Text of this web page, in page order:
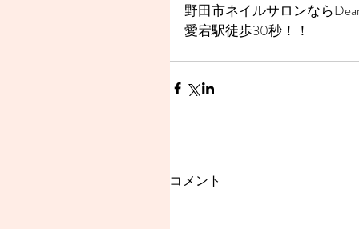
野田市ネイルサロンなら
愛宕駅徒歩30秒！！
コメント